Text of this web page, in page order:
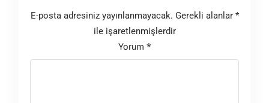
E-posta adresiniz yayınlanmayacak. Gerekli alanlar *
ile işaretlenmişlerdir
Yorum *